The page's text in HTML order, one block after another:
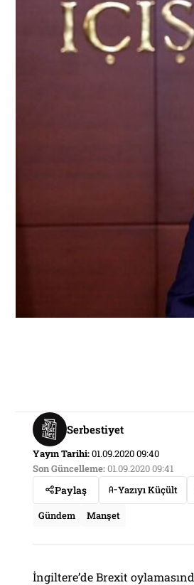
Serbestiyet
Yayın Tarihi:01.09.2020 09:40
Son Güncelleme:01.09.2020 09:41
Paylaş Yazıyı Küçült
Gündem
Manşet
İngiltere’de Brexit